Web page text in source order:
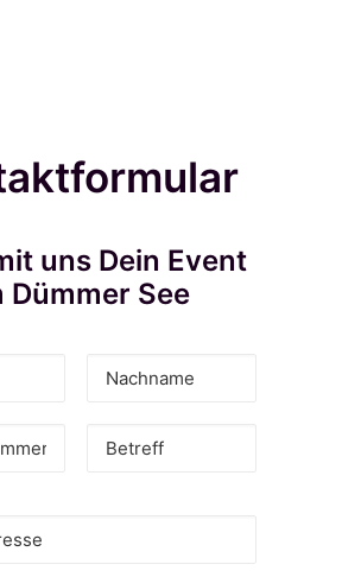
uns Dein Event
Dümmer See